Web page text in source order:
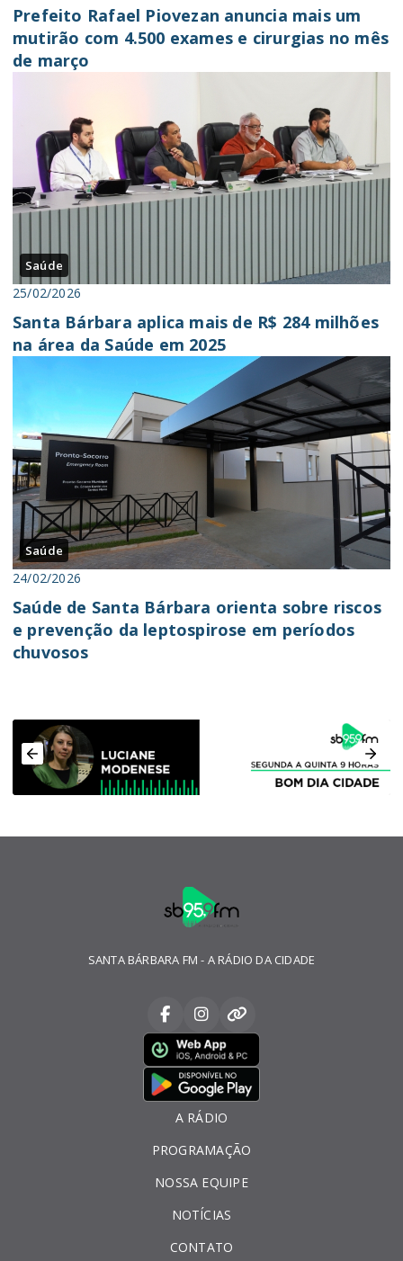
Prefeito Rafael Piovezan anuncia mais um
mutirão com 4.500 exames e cirurgias no mês
de março
Saúde
25/02/2026
Santa Bárbara aplica mais de R$ 284 milhões
na área da Saúde em 2025
Saúde
24/02/2026
Saúde de Santa Bárbara orienta sobre riscos
e prevenção da leptospirose em períodos
chuvosos
SANTA BÁRBARA FM - A RÁDIO DA CIDADE
A RÁDIO
PROGRAMAÇÃO
NOSSA EQUIPE
NOTÍCIAS
CONTATO